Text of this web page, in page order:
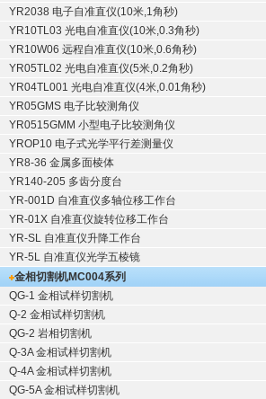
YR2038 电子自准直仪(10米,1角秒)
YR10TL03 光电自准直仪(10米,0.3角秒)
YR10W06 远程自准直仪(10米,0.6角秒)
YR05TL02 光电自准直仪(5米,0.2角秒)
YR04TL001 光电自准直仪(4米,0.01角秒)
YR05GMS 电子比较测角仪
YR0515GMM 小型电子比较测角仪
YROP10 电子式光学平行差测量仪
YR8-36 金属多面棱体
YR140-205 多齿分度台
YR-001D 自准直仪多轴位移工作台
YR-01X 自准直仪旋转位移工作台
YR-SL 自准直仪升降工作台
YR-5L 自准直仪光学五棱镜
金相切割机MC004系列
QG-1 金相试样切割机
Q-2 金相试样切割机
QG-2 岩相切割机
Q-3A 金相试样切割机
Q-4A 金相试样切割机
QG-5A 金相试样切割机